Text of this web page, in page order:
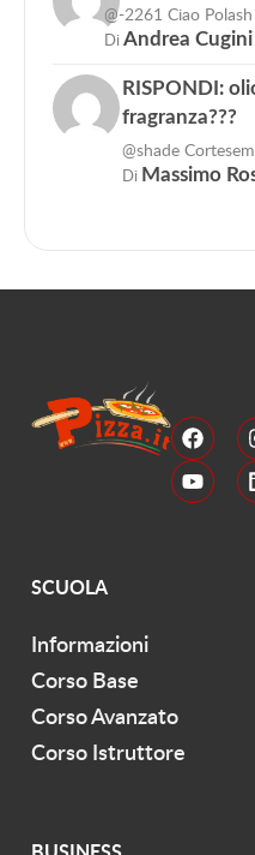
@-2261 Ciao Polash
DiAndrea Cugini
RISPONDI:
fragranza???
@shade
Di Massimo
SCUOLA
Informazioni
Corso Base
Corso Avanzato
Corso Istruttore